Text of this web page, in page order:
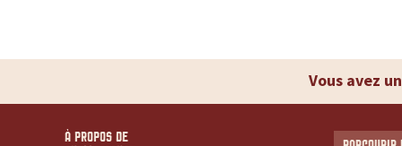
s
Vous avez
À PROPOS DE